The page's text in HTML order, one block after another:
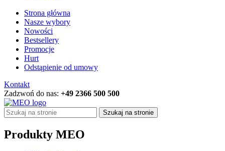
Strona główna
Nasze wybory
Nowości
Bestsellery
Promocje
Hurt
Odstąpienie od umowy
Kontakt
Zadzwoń do nas: +49 2366 500 500
Szukaj na stronie
Produkty MEO